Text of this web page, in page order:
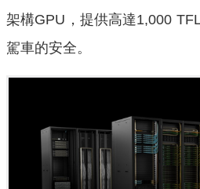
架構GPU，提供高達1,000
駕車的安全。